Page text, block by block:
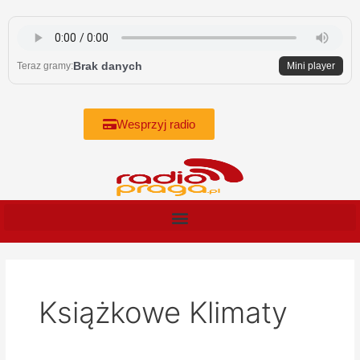
content
Teraz gramy:Brak danych Mini player
Wesprzyj radio
Książkowe Klimaty